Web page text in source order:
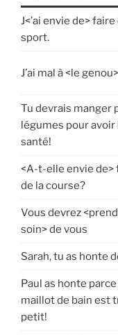
J<’ai envie de> faire
sport.
J’ai mal à <le genou>
Tu devrais manger
légumes pour avoir
santé!
<A-t-elle envie de>
de la course?
Vous devrez
soin> de vous
Sarah, tu as honte
Paul as honte parce
maillot de bain est
petit!